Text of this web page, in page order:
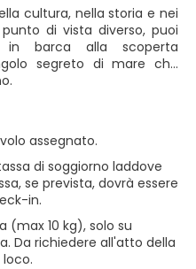
cultura, nella storia e nei
di vista diverso, puoi
in barca alla scoperta
segreto di mare che
assegnato.
di soggiorno laddove
se prevista, dovrà essere
in.
(max 10 kg), solo su
Da richiedere all'atto della